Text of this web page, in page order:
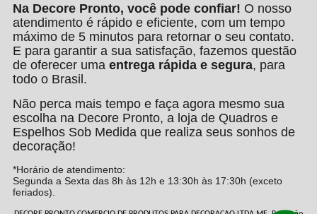
Na Decore Pronto, você pode confiar! O nosso
atendimento é rápido e eficiente, com um tempo
máximo de 5 minutos para retornar o seu contato.
E para garantir a sua satisfação, fazemos questão
de oferecer uma entrega rápida e segura, para
todo o Brasil.
Não perca mais tempo e faça agora mesmo sua
escolha na Decore Pronto, a loja de Quadros e
Espelhos Sob Medida que realiza seus sonhos de
decoração!
*Horário de atendimento:
Segunda a Sexta das 8h às 12h e 13:30h às 17:30h (exceto
feriados).